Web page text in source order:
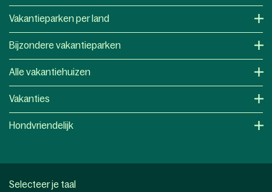
Vakantieparken per land
Bijzondere vakantieparken
Alle vakantiehuizen
Vakanties
Hondvriendelijk
Selecteer je taal